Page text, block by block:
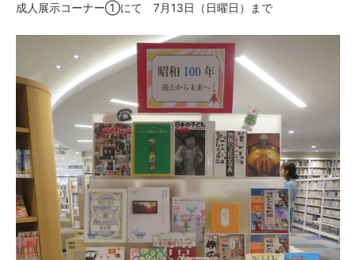
成人展示コーナー①にて 7月13日（日曜日）まで